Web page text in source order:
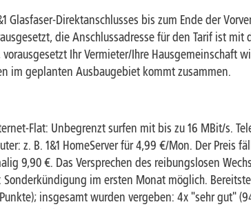
Glasfaser-Direktanschlusses bis zum Ende der
die Anschlussadresse für den Tarif ist
Ihr Vermieter/Ihre
im geplanten Ausbaugebiet kommt zusammen.
Flat: Unbegrenzt surfen mit bis zu 16 MBit/s.
z. B. 1&1 HomeServer für 4,99 €/Mon. Der
9,90 €. Das Versprechen des reibungslosen
Sonderkündigung im ersten Monat möglich.
insgesamt wurden vergeben: 4x "sehr gut"